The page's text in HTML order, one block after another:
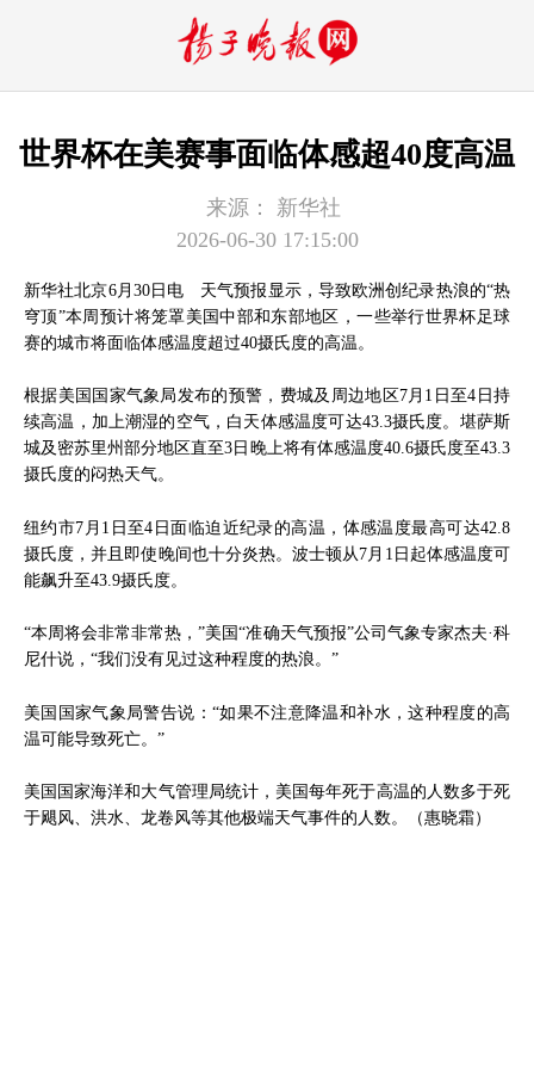
世界杯在美赛事面临体感超40度高温
来源：
新华社
2026-06-30 17:15:00
新华社北京6月30日电 天气预报显示，导致欧洲创纪录热浪的“热
穹顶”本周预计将笼罩美国中部和东部地区，一些举行世界杯足球
赛的城市将面临体感温度超过40摄氏度的高温。
根据美国国家气象局发布的预警，费城及周边地区7月1日至4日持
续高温，加上潮湿的空气，白天体感温度可达43.3摄氏度。堪萨斯
城及密苏里州部分地区直至3日晚上将有体感温度40.6摄氏度至43.3
摄氏度的闷热天气。
纽约市7月1日至4日面临迫近纪录的高温，体感温度最高可达42.8
摄氏度，并且即使晚间也十分炎热。波士顿从7月1日起体感温度可
能飙升至43.9摄氏度。
“本周将会非常非常热，”美国“准确天气预报”公司气象专家杰夫·科
尼什说，“我们没有见过这种程度的热浪。”
美国国家气象局警告说：“如果不注意降温和补水，这种程度的高
温可能导致死亡。”
美国国家海洋和大气管理局统计，美国每年死于高温的人数多于死
于飓风、洪水、龙卷风等其他极端天气事件的人数。（惠晓霜）